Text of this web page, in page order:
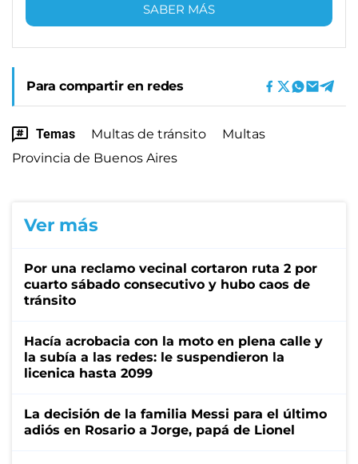
SABER MÁS
Para compartir en redes
Temas Multas de tránsito
Multas
Provincia de Buenos Aires
Ver más
Por una reclamo vecinal cortaron ruta 2 por
cuarto sábado consecutivo y hubo caos de
tránsito
Hacía acrobacia con la moto en plena calle y
la subía a las redes: le suspendieron la
licenica hasta 2099
La decisión de la familia Messi para el último
adiós en Rosario a Jorge, papá de Lionel